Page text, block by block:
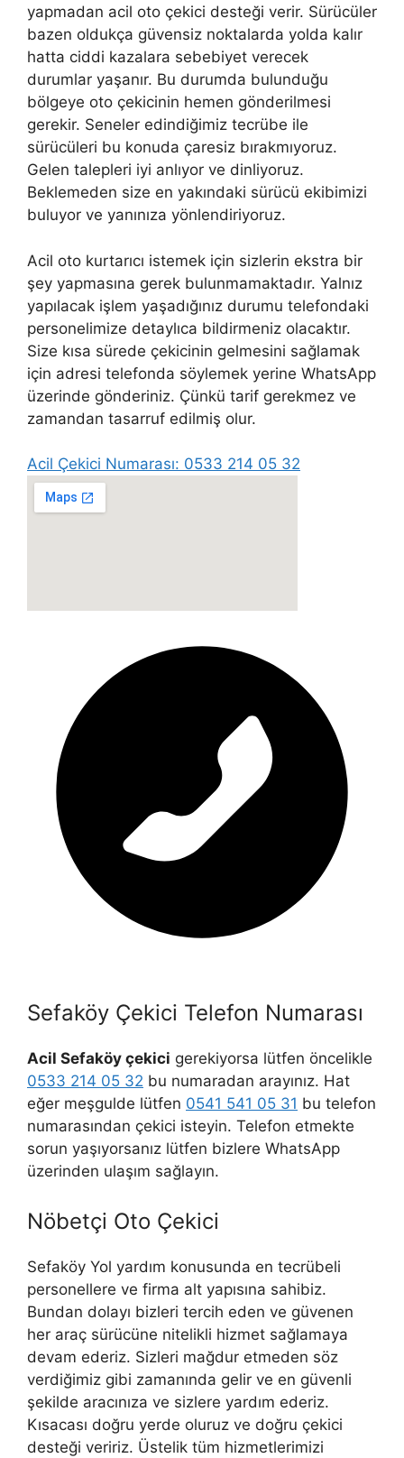
yapmadan acil oto çekici desteği verir. Sürücüler
bazen oldukça güvensiz noktalarda yolda kalır
hatta ciddi kazalara sebebiyet verecek
durumlar yaşanır. Bu durumda bulunduğu
bölgeye oto çekicinin hemen gönderilmesi
gerekir. Seneler edindiğimiz tecrübe ile
sürücüleri bu konuda çaresiz bırakmıyoruz.
Gelen talepleri iyi anlıyor ve dinliyoruz.
Beklemeden size en yakındaki sürücü ekibimizi
buluyor ve yanınıza yönlendiriyoruz.
Acil oto kurtarıcı istemek için sizlerin ekstra bir
şey yapmasına gerek bulunmamaktadır. Yalnız
yapılacak işlem yaşadığınız durumu telefondaki
personelimize detaylıca bildirmeniz olacaktır.
Size kısa sürede çekicinin gelmesini sağlamak
için adresi telefonda söylemek yerine WhatsApp
üzerinde gönderiniz. Çünkü tarif gerekmez ve
zamandan tasarruf edilmiş olur.
Acil Çekici Numarası: 0533 214 05 32
Sefaköy Çekici Telefon Numarası
Acil Sefaköy çekici gerekiyorsa lütfen öncelikle
0533 214 05 32 bu numaradan arayınız. Hat
eğer meşgulde lütfen 0541 541 05 31 bu telefon
numarasından çekici isteyin. Telefon etmekte
sorun yaşıyorsanız lütfen bizlere WhatsApp
üzerinden ulaşım sağlayın.
Nöbetçi Oto Çekici
Sefaköy Yol yardım konusunda en tecrübeli
personellere ve firma alt yapısına sahibiz.
Bundan dolayı bizleri tercih eden ve güvenen
her araç sürücüne nitelikli hizmet sağlamaya
devam ederiz. Sizleri mağdur etmeden söz
verdiğimiz gibi zamanında gelir ve en güvenli
şekilde aracınıza ve sizlere yardım ederiz.
Kısacası doğru yerde oluruz ve doğru çekici
desteği veririz. Üstelik tüm hizmetlerimizi